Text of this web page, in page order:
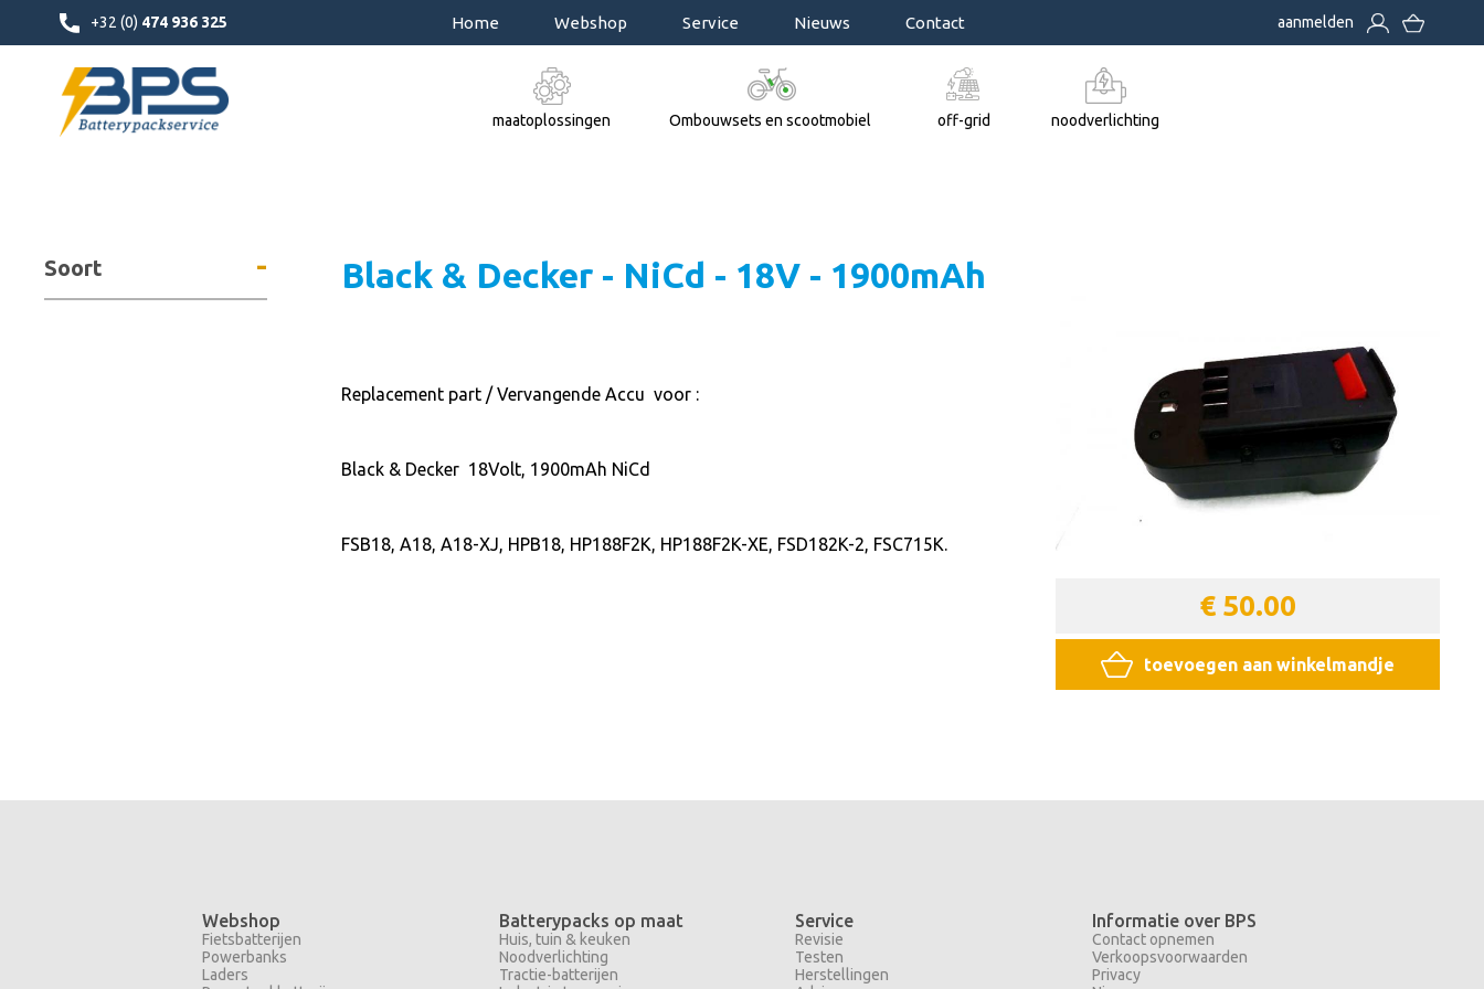
+32 (0) 474 936 325 Home Webshop Service Nieuws Contact aanmelden
maatoplossingen Ombouwsets en scootmobiel off-grid noodverlichting
Soort - Black & Decker - NiCd - 18V - 1900mAh
Replacement part / Vervangende Accu voor :
Black & Decker 18Volt, 1900mAh NiCd
FSB18, A18, A18-XJ, HPB18, HP188F2K, HP188F2K-XE, FSD182K-2, FSC715K.
€ 50.00
toevoegen aan winkelmandje
Webshop
Fietsbatterijen
Powerbanks
Laders
Batterypacks op maat
Huis, tuin & keuken
Noodverlichting
Tractie-batterijen
Service
Revisie
Testen
Herstellingen
Informatie over BPS
Contact opnemen
Verkoopsvoorwaarden
Privacy